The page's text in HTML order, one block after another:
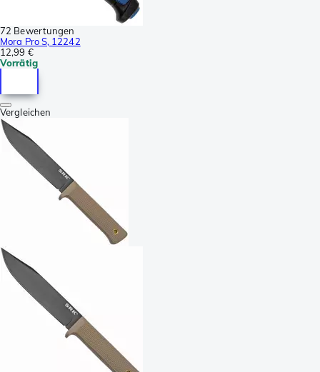
72 Bewertungen
Mora Pro S, 12242
12,99 €
Vorrätig
Vergleichen